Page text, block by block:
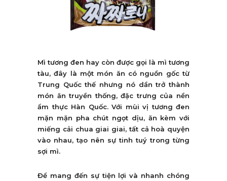
Mì tương đen hay còn được gọi là mì tương
tàu, đây là một món ăn có nguồn gốc từ
Trung Quốc thế nhưng nó dần trở thành
món ăn truyền thống, đặc trưng của nền
ẩm thực Hàn Quốc. Với mùi vị tương đen
mặn mặn pha chút ngọt dịu, ăn kèm với
miếng cải chua giai giai, tất cả hoà quyện
vào nhau, tạo nên sự tinh tuý trong từng
sợi mì.
Để mang đến sự tiện lợi và nhanh chóng